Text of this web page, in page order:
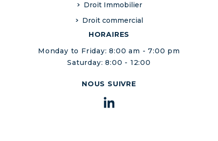
Droit Immobilier
Droit commercial
HORAIRES
Monday to Friday: 8:00 am - 7:00 pm
Saturday: 8:00 - 12:00
NOUS SUIVRE